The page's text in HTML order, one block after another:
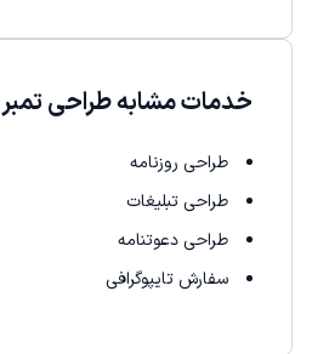
خدمات مشابه طراحی تمبر
طراحی روزنامه
طراحی تبلیغات
طراحی دعوتنامه
سفارش تایپوگرافی